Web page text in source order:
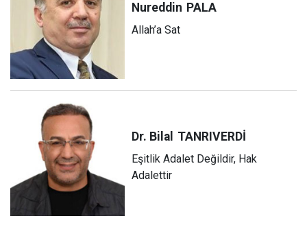
Nureddin PALA
Allah’a Sat
Dr. Bilal TANRIVERDİ
Eşitlik Adalet Değildir, Hak
Adalettir